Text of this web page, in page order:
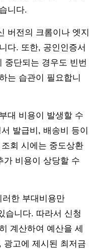
니다.
버전의 크롬이나 엣지
다. 또한, 공인인증서
중단되는 경우도 빈번
는 습관이 필요합니
대 비용이 발생할 수
발급비, 배송비 등이
회 시에는 중도상환
가 비용이 상당할 수
한 부대비용만
습니다. 따라서 신청
계산하여 예산을 세
광고에 제시된 최저금